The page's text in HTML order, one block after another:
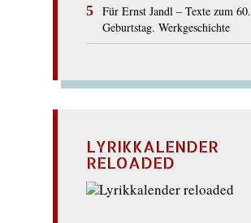
Für Ernst Jandl – Texte zum 60.
Geburtstag. Werkgeschichte
LYRIKKALENDER
RELOADED